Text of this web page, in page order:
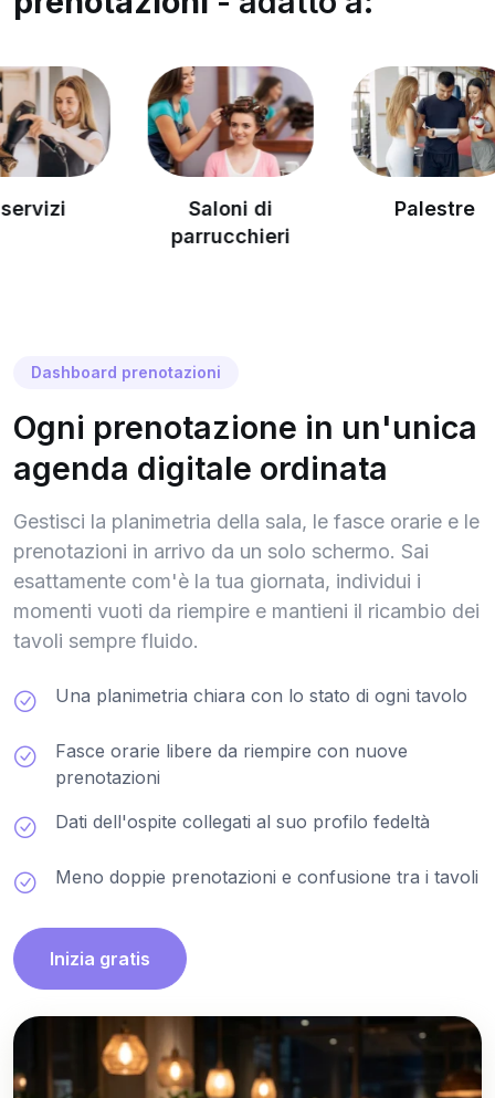
parrucchieri
Dashboard prenotazioni
Ogni prenotazione in un'unica
agenda digitale ordinata
Gestisci la planimetria della sala, le fasce orarie e le
prenotazioni in arrivo da un solo schermo. Sai
esattamente com'è la tua giornata, individui i
momenti vuoti da riempire e mantieni il ricambio dei
tavoli sempre fluido.
Una planimetria chiara con lo stato di ogni tavolo
Fasce orarie libere da riempire con nuove
prenotazioni
Dati dell'ospite collegati al suo profilo fedeltà
Meno doppie prenotazioni e confusione tra i tavoli
Inizia gratis